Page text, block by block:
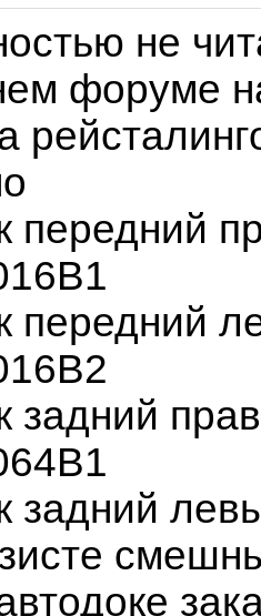
не
форуме
передний
передний
задний
задний